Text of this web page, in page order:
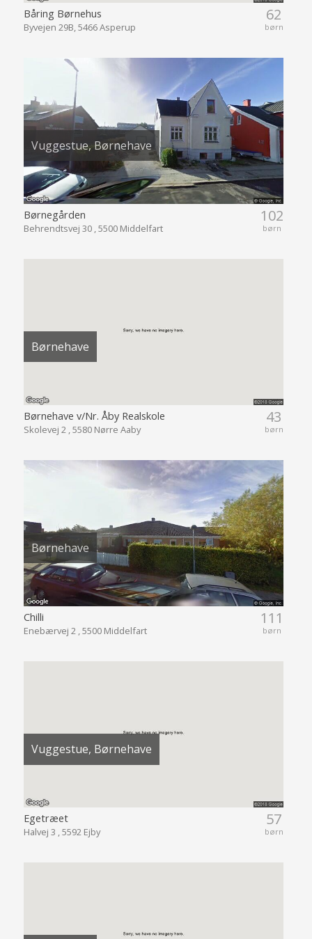
62
børn
Båring Børnehus
Byvejen 29B, 5466 Asperup
Vuggestue, Børnehave
102
børn
Børnegården
Behrendtsvej 30 , 5500 Middelfart
Børnehave
43
børn
Børnehave v/Nr. Åby Realskole
Skolevej 2 , 5580 Nørre Aaby
Børnehave
111
børn
Chilli
Enebærvej 2 , 5500 Middelfart
Vuggestue, Børnehave
57
børn
Egetræet
Halvej 3 , 5592 Ejby